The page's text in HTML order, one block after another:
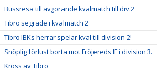
Bussresa till avgörande kvalmatch till div.2
Tibro segrade i kvalmatch 2
Tibro IBKs herrar spelar kval till division 2!
Snöplig förlust borta mot Fröjereds IF i division 3.
Kross av Tibro